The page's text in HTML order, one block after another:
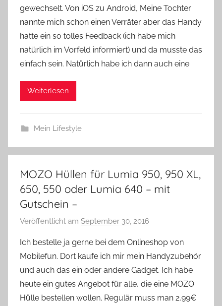
n
e
gewechselt. Von iOS zu Android, Meine Tochter
nannte mich schon einen Verräter aber das Handy
hatte ein so tolles Feedback (ich habe mich
natürlich im Vorfeld informiert) und da musste das
einfach sein. Natürlich habe ich dann auch eine
Weiterlesen
Mein Lifestyle
MOZO Hüllen für Lumia 950, 950 XL,
650, 550 oder Lumia 640 – mit
Gutschein –
Veröffentlicht am September 30, 2016
n
Y
v
o
n
Ich bestelle ja gerne bei dem Onlineshop von
Mobilefun. Dort kaufe ich mir mein Handyzubehör
und auch das ein oder andere Gadget. Ich habe
heute ein gutes Angebot für alle, die eine MOZO
Hülle bestellen wollen. Regulär muss man 2,99€